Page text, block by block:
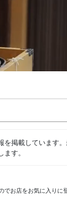
掲載しています
ます。
お店をお気に入りに